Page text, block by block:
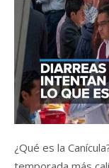
¿Qué es la